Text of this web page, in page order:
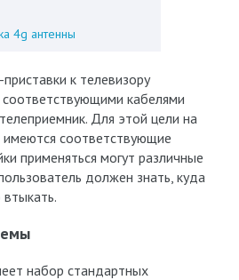
4g антенны
к телевизору
соответствующими кабелями
Для этой цели на
соответствующие
применяться могут различные
должен знать, куда
набор стандартных